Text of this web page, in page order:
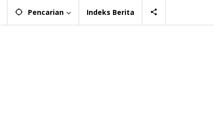
Pencarian Indeks Berita